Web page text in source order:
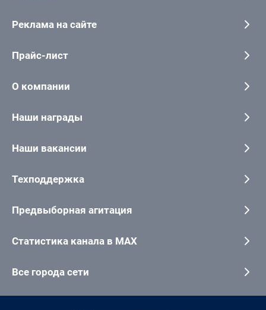
Реклама на сайте
Прайс-лист
О компании
Наши награды
Наши вакансии
Техподдержка
Предвыборная агитация
Статистика канала в MAX
Все города сети